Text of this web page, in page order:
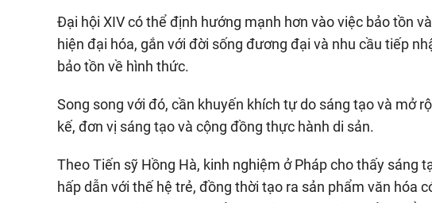
Đại hội XIV có thể định hướng mạnh hơn vào việc bảo tồn
hiện đại hóa, gắn với đời sống đương đại và nhu cầu tiếp
bảo tồn về hình thức.
Song song với đó, cần khuyến khích tự do sáng tạo và mở
kế, đơn vị sáng tạo và cộng đồng thực hành di sản.
Theo Tiến sỹ Hồng Hà, kinh nghiệm ở Pháp cho thấy sáng
hấp dẫn với thế hệ trẻ, đồng thời tạo ra sản phẩm văn hóa